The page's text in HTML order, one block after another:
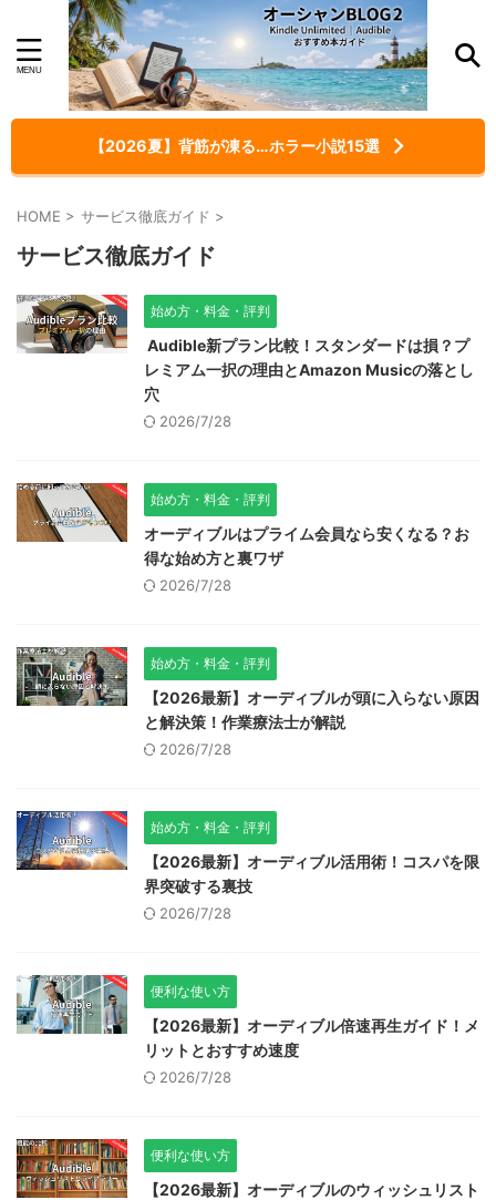
【2026夏】背筋が凍る…ホラー小説15選
HOME > サービス徹底ガイド >
サービス徹底ガイド
始め方・料金・評判
Audible新プラン比較！スタンダードは損？プ
レミアム一択の理由とAmazon Musicの落とし
穴
2026/7/28
始め方・料金・評判
オーディブルはプライム会員なら安くなる？お
得な始め方と裏ワザ
2026/7/28
始め方・料金・評判
【2026最新】オーディブルが頭に入らない原因
と解決策！作業療法士が解説
2026/7/28
始め方・料金・評判
【2026最新】オーディブル活用術！コスパを限
界突破する裏技
2026/7/28
便利な使い方
【2026最新】オーディブル倍速再生ガイド！メ
リットとおすすめ速度
2026/7/28
便利な使い方
【2026最新】オーディブルのウィッシュリスト